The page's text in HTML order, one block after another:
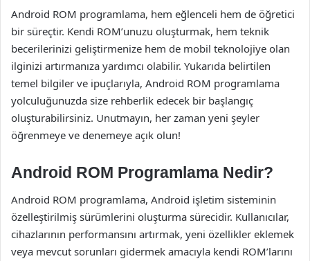
Android ROM programlama, hem eğlenceli hem de öğretici
bir süreçtir. Kendi ROM’unuzu oluşturmak, hem teknik
becerilerinizi geliştirmenize hem de mobil teknolojiye olan
ilginizi artırmanıza yardımcı olabilir. Yukarıda belirtilen
temel bilgiler ve ipuçlarıyla, Android ROM programlama
yolculuğunuzda size rehberlik edecek bir başlangıç
oluşturabilirsiniz. Unutmayın, her zaman yeni şeyler
öğrenmeye ve denemeye açık olun!
Android ROM Programlama Nedir?
Android ROM programlama, Android işletim sisteminin
özelleştirilmiş sürümlerini oluşturma sürecidir. Kullanıcılar,
cihazlarının performansını artırmak, yeni özellikler eklemek
veya mevcut sorunları gidermek amacıyla kendi ROM’larını